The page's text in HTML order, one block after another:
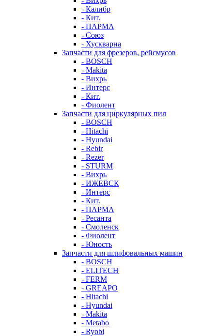
- Калибр
- Кит.
- ПАРМА
- Союз
- Хускварна
Запчасти для фрезеров, рейсмусов
- BOSCH
- Makita
- Вихрь
- Интерс
- Кит.
- Фиолент
Запчасти для циркулярных пил
- BOSCH
- Hitachi
- Hyundai
- Rebir
- Rezer
- STURM
- Вихрь
- ИЖЕВСК
- Интерс
- Кит.
- ПАРМА
- Ресанта
- Смоленск
- Фиолент
- Юность
Запчасти для шлифовальных машин
- BOSCH
- ELITECH
- FERM
- GREAPO
- Hitachi
- Hyundai
- Makita
- Metabo
- Ryobi